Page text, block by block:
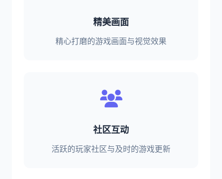
精美画面
精心打磨的游戏画面与视觉效果
社区互动
活跃的玩家社区与及时的游戏更新